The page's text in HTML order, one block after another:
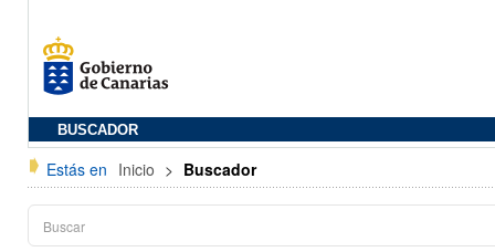
BUSCADOR
Estás en Inicio > Buscador